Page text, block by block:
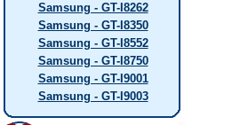
Samsung - GT-I8262
Samsung - GT-I8350
Samsung - GT-I8552
Samsung - GT-I8750
Samsung - GT-I9001
Samsung - GT-I9003